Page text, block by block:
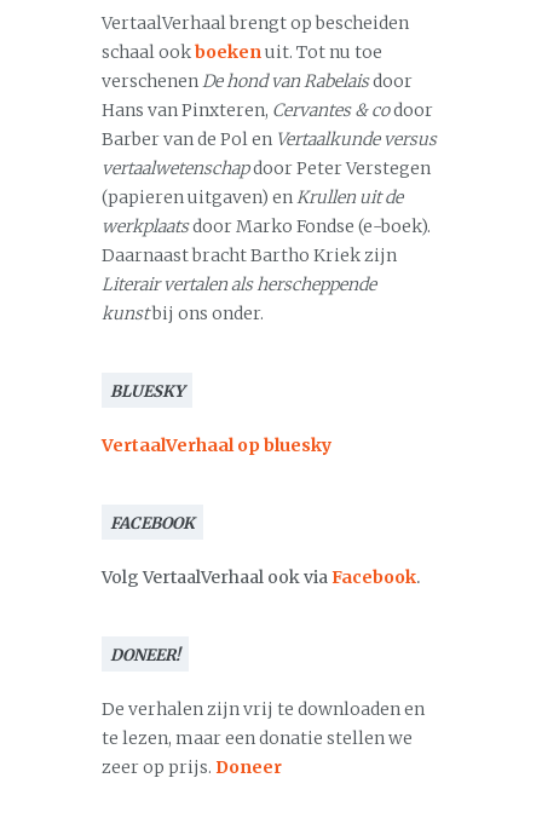
VertaalVerhaal brengt op bescheiden
schaal ookboekenuit. Tot nu toe
verschenenDe hond van Rabelaisdoor
Hans van Pinxteren, Cervantes & codoor
Barber van de Pol en Vertaalkunde versus
vertaalwetenschapdoor Peter Verstegen
(papieren uitgaven) enKrullen uit de
werkplaatsdoor Marko Fondse (e-boek).
Daarnaast bracht Bartho Kriek zijn
Literair vertalen als herscheppende
kunstbij ons onder.
BLUESKY
VertaalVerhaal op bluesky
FACEBOOK
Volg VertaalVerhaal ook viaFacebook.
DONEER!
De verhalen zijn vrij te downloaden en
te lezen, maar een donatie stellen we
zeer op prijs. Doneer